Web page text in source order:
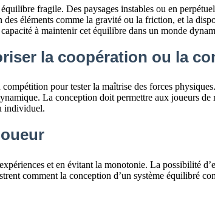
fragile. Des paysages instables ou en
éléments comme la gravité ou la friction, et la
à maintenir cet équilibre dans un monde
la coopération ou la
pour tester la maîtrise des forces
La conception doit permettre aux joueurs de
individuel.
et en évitant la monotonie. La possibilité
comment la conception d’un système équilibré